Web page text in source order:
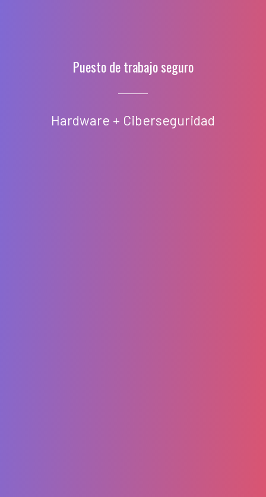
Puesto de trabajo seguro
Hardware + Ciberseguridad